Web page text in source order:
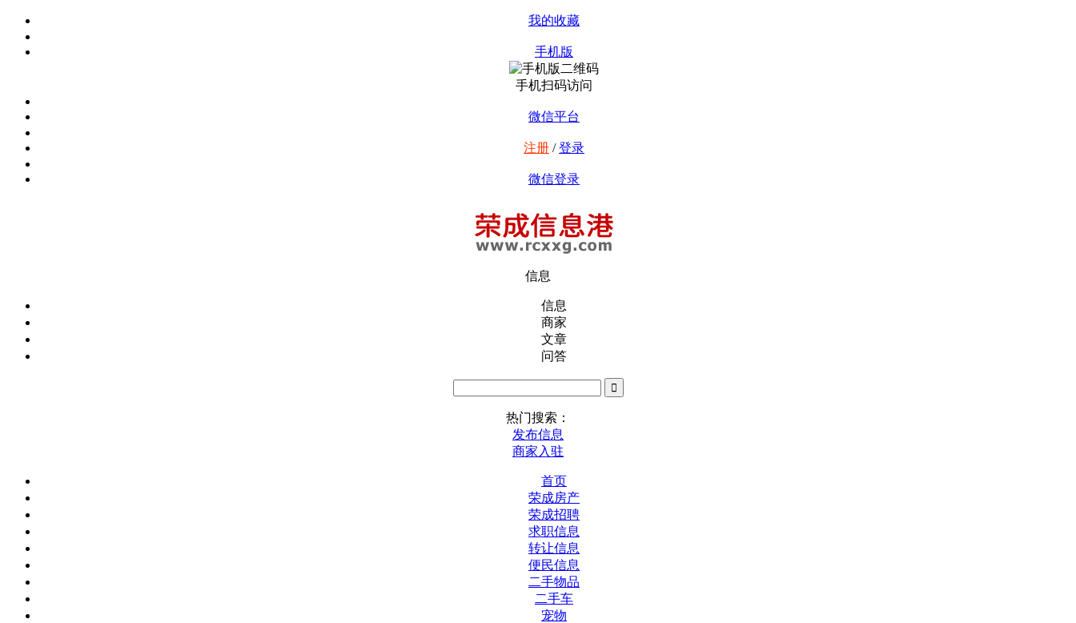
我的收藏
手机版
手机扫码访问
微信平台
注册 /登录
微信登录
信息
信息
商家
文章
问答
热门搜索：
发布信息
商家入驻
首页
荣成房产
荣成招聘
求职信息
转让信息
便民信息
二手物品
二手车
宠物